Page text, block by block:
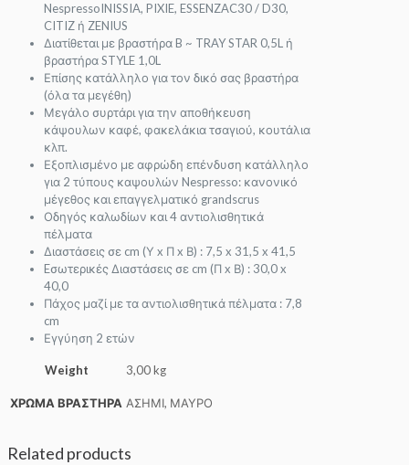
NespressoINISSIA, PIXIE, ESSENZAC30 / D30,
CITIZ ή ZENIUS
Διατίθεται με βραστήρα B ~ TRAY STAR 0,5L ή
βραστήρα STYLE 1,0L
Επίσης κατάλληλο για τον δικό σας βραστήρα
(όλα τα μεγέθη)
Μεγάλο συρτάρι για την αποθήκευση
κάψουλων καφέ, φακελάκια τσαγιού, κουτάλια
κλπ.
Εξοπλισμένο με αφρώδη επένδυση κατάλληλο
για 2 τύπους καψουλών Nespresso: κανονικό
μέγεθος και επαγγελματικό grandscrus
Οδηγός καλωδίων και 4 αντιολισθητικά
πέλματα
Διαστάσεις σε cm (Υ x Π x Β) : 7,5 x 31,5 x 41,5
Eσωτερικές Διαστάσεις σε cm (Π x Β) : 30,0 x
40,0
Πάχος μαζί με τα αντιολισθητικά πέλματα : 7,8
cm
Εγγύηση 2 ετών
Weight 3,00 kg
ΧΡΩΜΑ ΒΡΑΣΤΗΡΑ ΑΣΗΜΙ, ΜΑΥΡΟ
Related products